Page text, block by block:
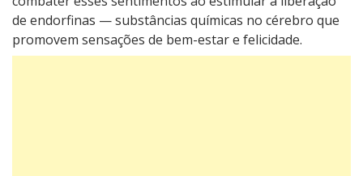
de endorfinas — substâncias químicas no cérebro que
promovem sensações de bem-estar e felicidade.